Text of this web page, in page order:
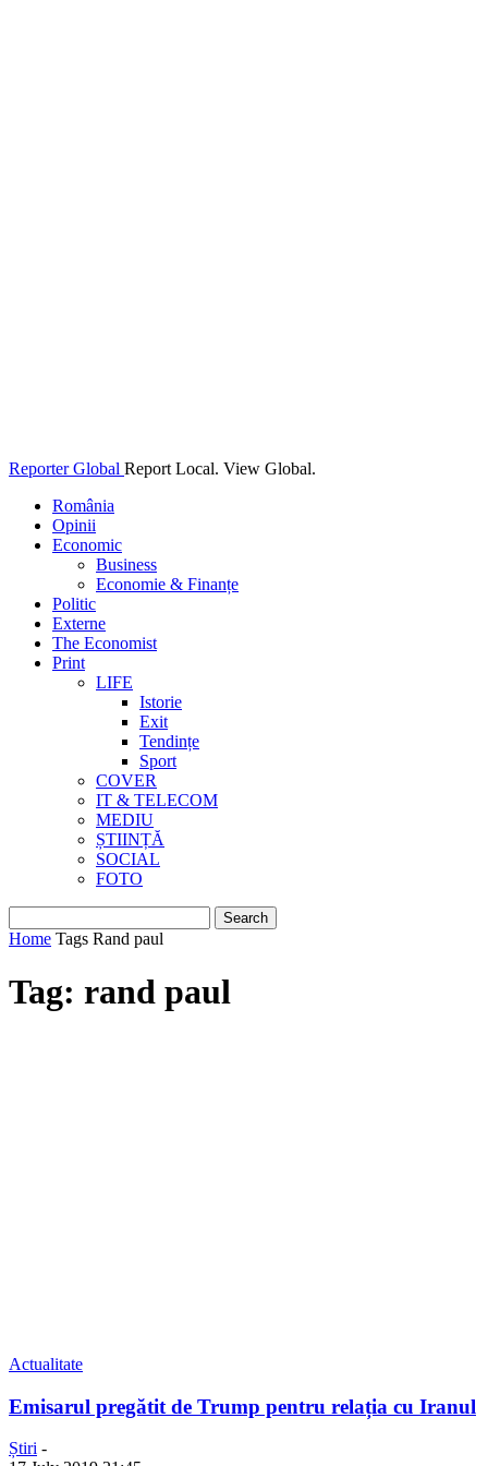
Reporter Global Report Local. View Global.
România
Opinii
Economic
Business
Economie & Finanțe
Politic
Externe
The Economist
Print
LIFE
Istorie
Exit
Tendințe
Sport
COVER
IT & TELECOM
MEDIU
ȘTIINȚĂ
SOCIAL
FOTO
Home Tags Rand paul
Tag: rand paul
Actualitate
Emisarul pregătit de Trump pentru relația cu Iranul
Știri -